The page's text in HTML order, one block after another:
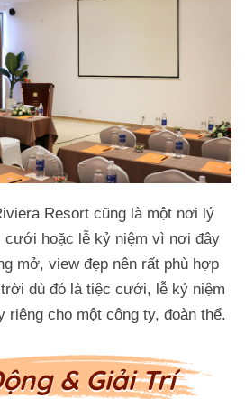
Resort cũng là một nơi lý
hoặc lễ kỷ niệm vì nơi đây
mở, view đẹp nên rất phù hợp
dù đó là tiệc cưới, lễ kỷ niệm
riêng cho một công ty, đoàn thể.
& Giải Trí